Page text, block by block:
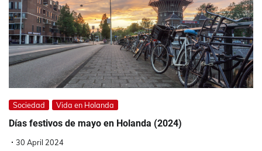
Sociedad Vida en Holanda
Días festivos de mayo en Holanda (2024)
30 April 2024